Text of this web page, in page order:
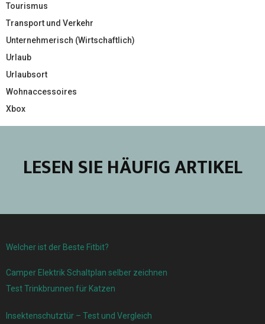
Tourismus
Transport und Verkehr
Unternehmerisch (Wirtschaftlich)
Urlaub
Urlaubsort
Wohnaccessoires
Xbox
LESEN SIE HÄUFIG ARTIKEL
Welcher ist der Beste Fitbit?
Camper Elektrik Schaltplan selber zeichnen
Test Trinkbrunnen für Katzen
Insektenschutztür – Test und Vergleich